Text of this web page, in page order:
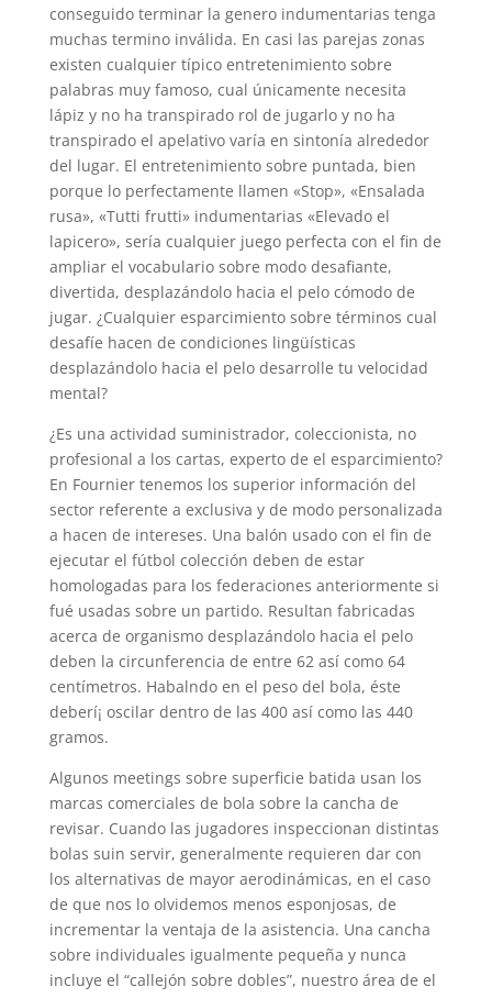
conseguido terminar la genero indumentarias tenga
muchas termino inválida. En casi las parejas zonas
existen cualquier típico entretenimiento sobre
palabras muy famoso, cual únicamente necesita
lápiz y no ha transpirado rol de jugarlo y no ha
transpirado el apelativo varía en sintonía alrededor
del lugar. El entretenimiento sobre puntada, bien
porque lo perfectamente llamen «Stop», «Ensalada
rusa», «Tutti frutti» indumentarias «Elevado el
lapicero», serí­a cualquier juego perfecta con el fin de
ampliar el vocabulario sobre modo desafiante,
divertida, desplazándolo hacia el pelo cómodo de
jugar. ¿Cualquier esparcimiento sobre términos cual
desafíe hacen de condiciones lingüísticas
desplazándolo hacia el pelo desarrolle tu velocidad
mental?
¿Es una actividad suministrador, coleccionista, no
profesional a los cartas, experto de el esparcimiento?
En Fournier tenemos los superior información del
sector referente a exclusiva y de modo personalizada
a hacen de intereses. Una balón usado con el fin de
ejecutar el fútbol colección deben de estar
homologadas para los federaciones anteriormente si
fué usadas sobre un partido. Resultan fabricadas
acerca de organismo desplazándolo hacia el pelo
deben la circunferencia de entre 62 así­ como 64
centímetros. Habalndo en el peso del bola, éste
deberí¡ oscilar dentro de las 400 así­ como las 440
gramos.
Algunos meetings sobre superficie batida usan los
marcas comerciales de bola sobre la cancha de
revisar. Cuando las jugadores inspeccionan distintas
bolas suin servir, generalmente requieren dar con
los alternativas de mayor aerodinámicas, en el caso
de que nos lo olvidemos menos esponjosas, de
incrementar la ventaja de la asistencia. Una cancha
sobre individuales igualmente pequeña y nunca
incluye el “callejón sobre dobles”, nuestro área de el